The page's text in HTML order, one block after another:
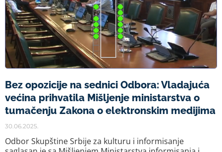
Bez opozicije na sednici Odbora: Vladajuća
većina prihvatila Mišljenje ministarstva o
tumačenju Zakona o elektronskim medijima
30.06.2025.
Odbor Skupštine Srbije za kulturu i informisanje